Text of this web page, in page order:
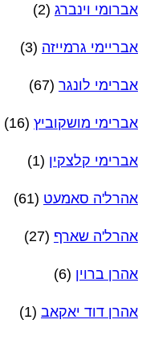
אברומי וינברג (2)
אבריימי גרמייזה (3)
אברימי לונגר (67)
אברימי מושקוביץ (16)
אברימי קלצקין (1)
אהרל'ה סאמעט (61)
אהרל'ה שארף (27)
אהרן ברוין (6)
אהרן דוד יאקאב (1)